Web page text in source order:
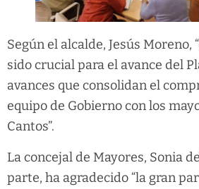
Según el alcalde, Jesús Moreno,
sido crucial para el avance del
avances que consolidan el
equipo de Gobierno con los
Cantos”.
La concejal de Mayores, Sonia
parte, ha agradecido “la gran